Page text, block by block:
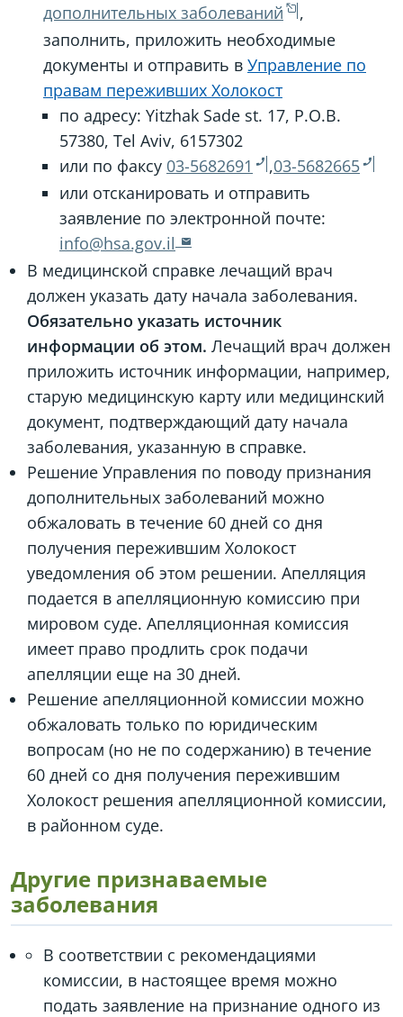
дополнительных заболеваний
,
заполнить, приложить необходимые
документы и отправить в Управление по
правам переживших Холокост
по адресу: Yitzhak Sade st. 17, P.O.B.
57380, Tel Aviv, 6157302
или по факсу 03-5682691 ,03-5682665
или отсканировать и отправить
заявление по электронной почте:
info@hsa.gov.il
В медицинской справке лечащий врач
должен указать дату начала заболевания.
Обязательно указать источник
информации об этом. Лечащий врач должен
приложить источник информации, например,
старую медицинскую карту или медицинский
документ, подтверждающий дату начала
заболевания, указанную в справке.
Решение Управления по поводу признания
дополнительных заболеваний можно
обжаловать в течение 60 дней со дня
получения пережившим Холокост
уведомления об этом решении. Апелляция
подается в апелляционную комиссию при
мировом суде. Апелляционная комиссия
имеет право продлить срок подачи
апелляции еще на 30 дней.
Решение апелляционной комиссии можно
обжаловать только по юридическим
вопросам (но не по содержанию) в течение
60 дней со дня получения пережившим
Холокост решения апелляционной комиссии,
в районном суде.
Другие признаваемые
заболевания
В соответствии с рекомендациями
комиссии, в настоящее время можно
подать заявление на признание одного из